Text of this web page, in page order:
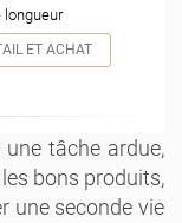
longueur
ET ACHAT
tâche ardue,
bons produits,
une seconde vie